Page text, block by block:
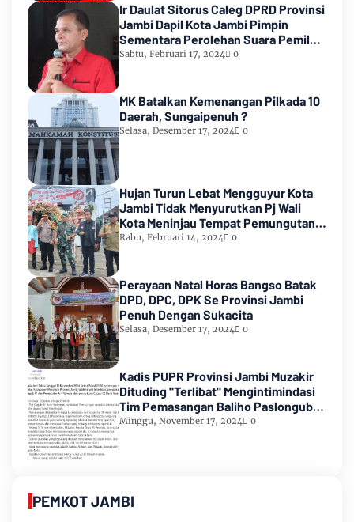
Ir Daulat Sitorus Caleg DPRD Provinsi
Jambi Dapil Kota Jambi Pimpin
Sementara Perolehan Suara Pemilu
2024
Sabtu, Februari 17, 2024 0
MK Batalkan Kemenangan Pilkada 10
Daerah, Sungaipenuh ?
Selasa, Desember 17, 2024 0
Hujan Turun Lebat Mengguyur Kota
Jambi Tidak Menyurutkan Pj Wali
Kota Meninjau Tempat Pemungutan
Suara Pemilu 2024
Rabu, Februari 14, 2024 0
Perayaan Natal Horas Bangso Batak
DPD, DPC, DPK Se Provinsi Jambi
Penuh Dengan Sukacita
Selasa, Desember 17, 2024 0
Kadis PUPR Provinsi Jambi Muzakir
Dituding "Terlibat" Mengintimindasi
Tim Pemasangan Baliho Paslongub
Romi-Sudirman
Minggu, November 17, 2024 0
PEMKOT JAMBI